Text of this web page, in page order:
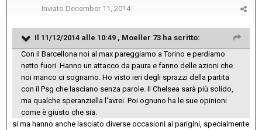
Inviato December 11, 2014
Il 11/12/2014 alle 10:49 , Moeller 73 ha scritto:
Con il Barcellona noi al max pareggiamo a Torino e perdiamo
netto fuori. Hanno un attacco da paura e fanno delle azioni che
noi manco ci sognamo. Ho visto ieri degli sprazzi della partita
con il Psg che lasciano senza parole. Il Chelsea sarà più solido,
ma qualche speranziella l'avrei. Poi ognuno ha le sue opinioni
come è giusto che sia.
si ma hanno anche lasciato diverse occasioni ai parigini, specialmente